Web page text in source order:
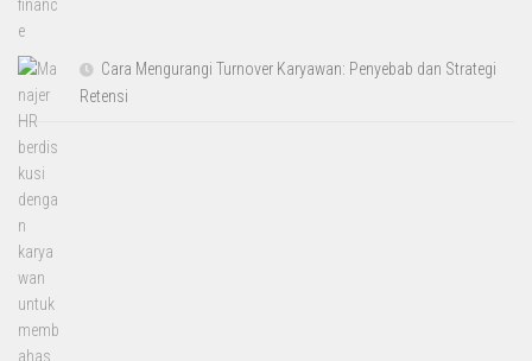
Cara Mengurangi Turnover Karyawan: Penyebab dan Strategi
Retensi